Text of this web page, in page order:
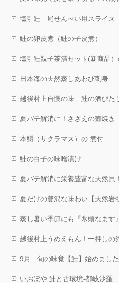
塩引鮭 尾せんべい用スライス
鮭の卵皮煮（鮭の子皮煮）
塩引鮭親子茶漬セット(新商品）
日本海の天然蒸しあわび刺身
越後村上自慢の味、鮭の酒びた
夏バテ解消に！さざえの壺焼き
本鱒（サクラマス）の 煮付
鮭の白子の味噌漬け
夏バテ解消に栄養豊富な天然貝！
夏だけの贅沢な味わい【天然岩
蒸し暑い季節にも『氷頭なます』
越後村上うめえもん！一押しの
9月！旬の味覚【鮭】始めました
いおぼや 鮭と古環境-都岐沙羅